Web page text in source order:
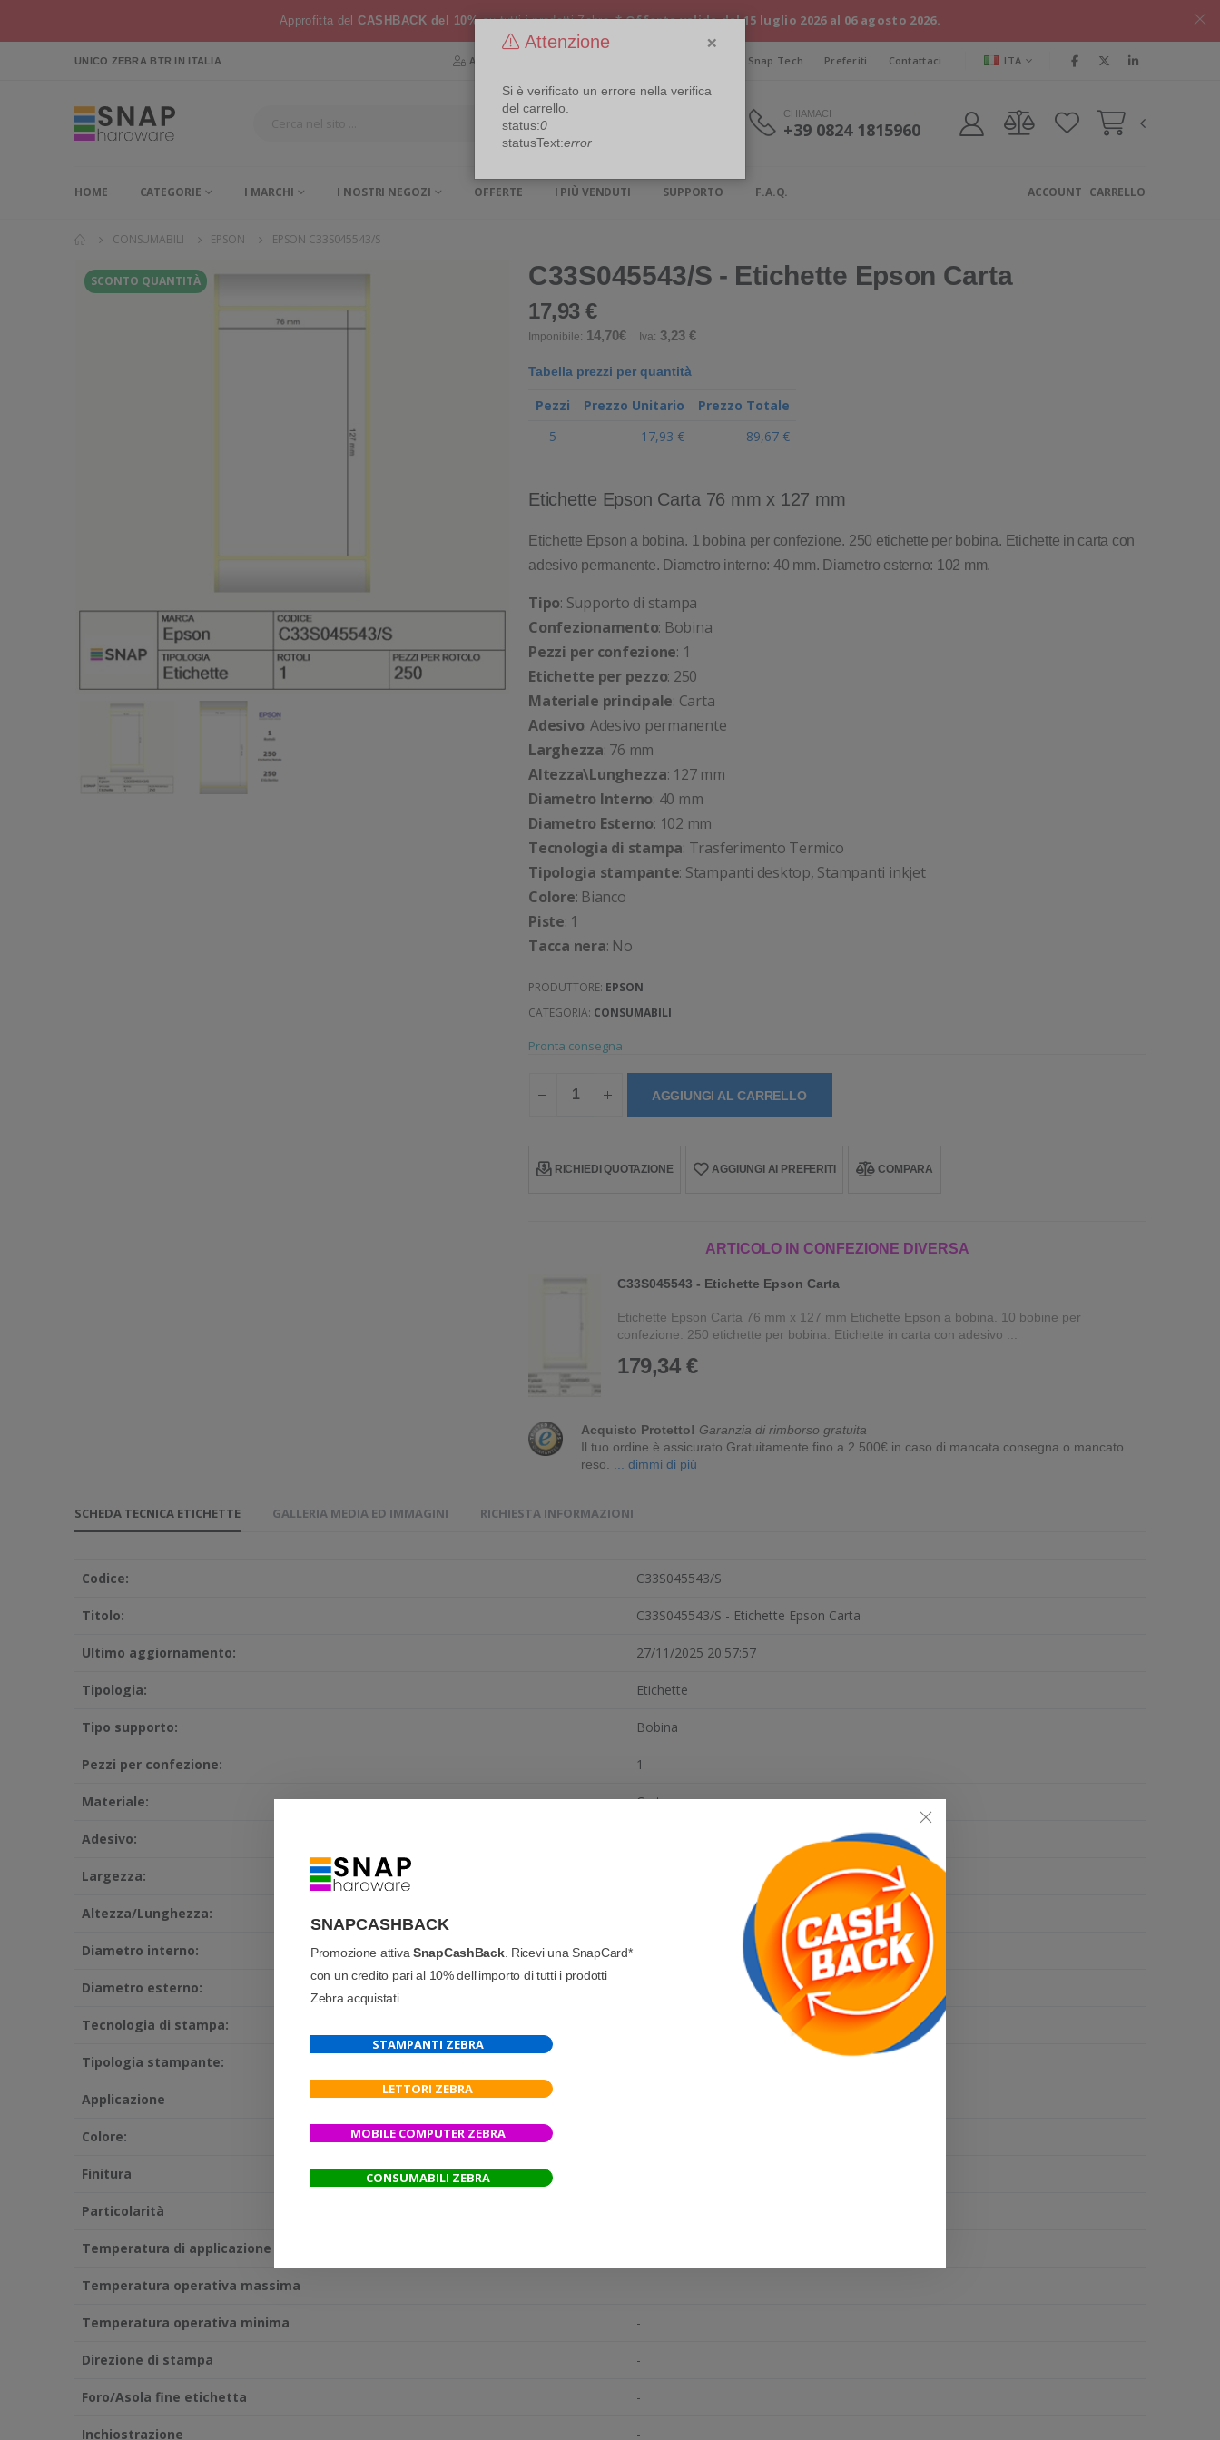
SNAPCASHBACK
Promozione attivaSnapCashBack. Ricevi una SnapCard*
con un credito pari al 10% dell'importo di tutti i prodotti
Zebra acquistati.
STAMPANTI ZEBRA
LETTORI ZEBRA
MOBILE COMPUTER ZEBRA
CONSUMABILI ZEBRA
Approfitta del CASHBACK del 10%su tutti i prodotti Zebra * Offerta valida dal 15 luglio 2026 al 06 agosto 2026.
UNICO ZEBRA BTR IN ITALIA Area Riservata Snap Tech Preferiti Contattaci ITA
CHIAMACI
+39 0824 1815960
HOME CATEGORIE I MARCHI I NOSTRI NEGOZI OFFERTE I PIÙ VENDUTI SUPPORTO F.A.Q. CARRELLO
ACCOUNT
CONSUMABILI EPSON EPSON C33S045543/S
SCONTO QUANTITÀ C33S045543/S - Etichette Epson Carta
17,93 €
Imponibile: 14,70€ Iva: 3,23 €
Tabella prezzi per quantità
Pezzi Prezzo Unitario
Prezzo Totale
5
17,93 € 89,67 €
Etichette Epson Carta 76 mm x 127 mm
Etichette Epson a bobina. 1 bobina per confezione. 250 etichette per bobina. Etichette in carta con
adesivo permanente. Diametro interno: 40 mm. Diametro esterno: 102 mm.
Tipo: Supporto di stampa
Confezionamento: Bobina
Pezzi per confezione: 1
Etichette per pezzo: 250
Materiale principale: Carta
Adesivo: Adesivo permanente
Larghezza: 76 mm
Altezza\Lunghezza: 127 mm
Diametro Interno: 40 mm
Diametro Esterno: 102 mm
Tecnologia di stampa: Trasferimento Termico
Tipologia stampante: Stampanti desktop, Stampanti inkjet
Colore: Bianco
Piste: 1
Tacca nera: No
PRODUTTORE: EPSON
CATEGORIA: CONSUMABILI
Pronta consegna
AGGIUNGI AL CARRELLO
RICHIEDI QUOTAZIONE AGGIUNGI AI PREFERITI COMPARA
ARTICOLO IN CONFEZIONE DIVERSA
C33S045543 - Etichette Epson Carta
Etichette Epson Carta 76 mm x 127 mm Etichette Epson a bobina. 10 bobine per
confezione. 250 etichette per bobina. Etichette in carta con adesivo ...
179,34 €
Acquisto Protetto! Garanzia di rimborso gratuita
Il tuo ordine è assicurato Gratuitamente fino a 2.500€ in caso di mancata consegna o mancato
reso.
... dimmi di più
SCHEDA TECNICA ETICHETTE GALLERIA MEDIA ED IMMAGINI RICHIESTA INFORMAZIONI
Codice: C33S045543/S
Titolo: C33S045543/S - Etichette Epson Carta
Ultimo aggiornamento: 27/11/2025 20:57:57
Tipologia: Etichette
Tipo supporto: Bobina
Pezzi per confezione: 1
Materiale: Carta
Adesivo:
Largezza:
Altezza/Lunghezza:
Diametro interno:
Diametro esterno:
Tecnologia di stampa:
Tipologia stampante: Stampanti desktop, Stampanti inkjet
Applicazione
Colore:
Finitura
Particolarità
Temperatura di applicazione minima
Temperatura operativa massima -
Temperatura operativa minima -
Direzione di stampa -
Foro/Asola fine etichetta -
Inchiostrazione -
Attenzione ×
Si è verificato un errore nella verifica
del carrello.
status:0
statusText:error